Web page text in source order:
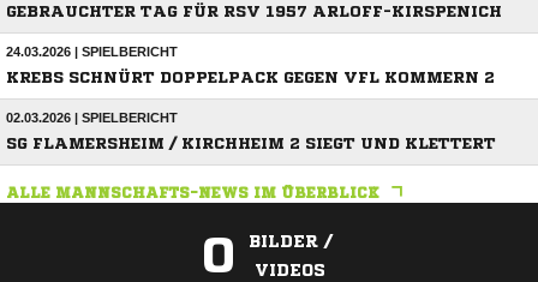
GEBRAUCHTER TAG FÜR RSV 1957 ARLOFF-KIRSPENICH
24.03.2026 | SPIELBERICHT
KREBS SCHNÜRT DOPPELPACK GEGEN VFL KOMMERN 2
02.03.2026 | SPIELBERICHT
SG FLAMERSHEIM / KIRCHHEIM 2 SIEGT UND KLETTERT
ALLE MANNSCHAFTS-NEWS IM ÜBERBLICK
0
BILDER /
VIDEOS